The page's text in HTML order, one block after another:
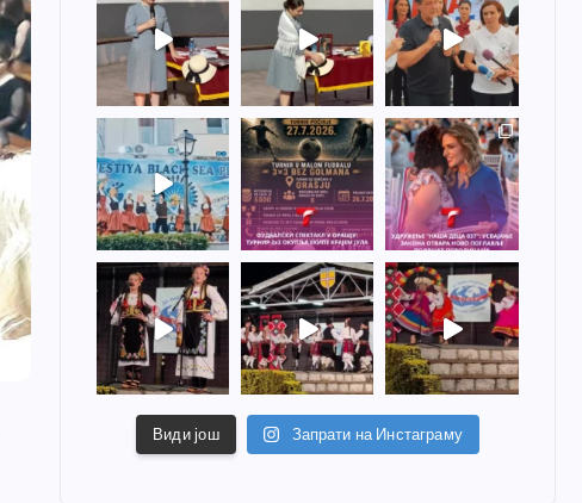
Види још Запрати на Инстаграму